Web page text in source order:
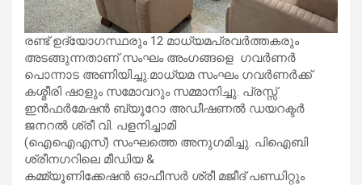
രണ്ട് ഉദ്യോഗസ്ഥരും 12 മാധ്യമപ്രവര്‍ത്തകരും
അടങ്ങുന്നതാണ് സംഘം അംഗങ്ങളെ ഗവര്‍ണര്‍
പൊന്നാട അണിയിച്ചു.മാധ്യമ സംഘം ഗവര്‍ണര്‍ക്ക്
കശ്മീരി ഷാളും സമോവറും സമ്മാനിച്ചു. പ്രസ്സ്
ഇന്‍ഫര്‍മേഷന്‍ ബ്യൂറോ അഡീഷണല്‍ ഡയറക്ടര്‍
ജനറല്‍ ശ്രീ വി. പളനിച്ചാമി
(ഐഐഎസ്) സംഘത്തെ അനുഗമിച്ചു. പിഐബി
ശ്രീനഗറിലെ മീഡിയ &
കമ്മ്യൂണിക്കേഷന്‍ ഓഫീസര്‍ ശ്രീ മജീദ് പണ്ഡിറ്റും